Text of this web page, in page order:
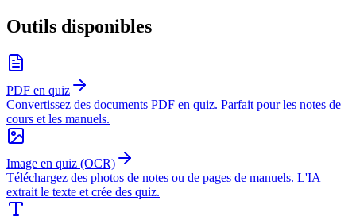
Outils disponibles
PDF en quiz
Convertissez des documents PDF en quiz. Parfait pour les notes de
cours et les manuels.
Image en quiz (OCR)
Téléchargez des photos de notes ou de pages de manuels. L'IA
extrait le texte et crée des quiz.